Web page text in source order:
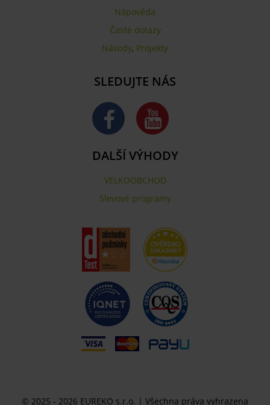
Nápověda
Časté dotazy
Návody, Projekty
SLEDUJTE NÁS
DALŠÍ VÝHODY
VELKOOBCHOD
Slevové programy
© 2025 - 2026 EUREKO s.r.o. | Všechna práva vyhrazena